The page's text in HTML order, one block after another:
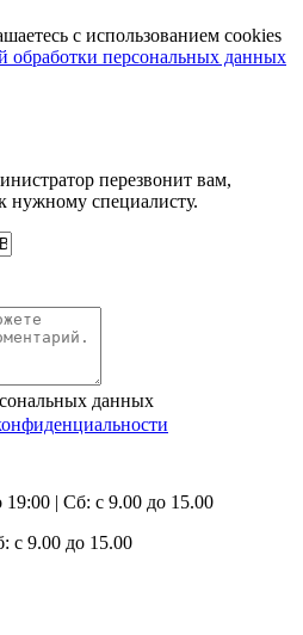
с использованием cookies
обработки персональных данных
перезвонит вам,
нужному специалисту.
данных
| Сб: с 9.00 до 15.00
с 9.00 до 15.00